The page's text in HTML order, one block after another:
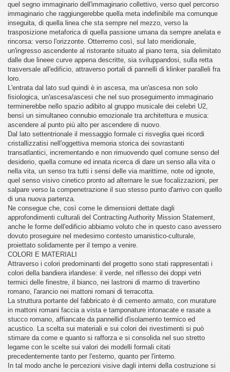
quel segno immaginario dell'immaginario collettivo, verso quel percorso
immaginario che raggiungerebbe quella meta indefinibile ma comunque
inseguita, di quella linea che sta sempre nel mezzo, verso la
trasposizione metaforica di quella passione umana da sempre anelata e
rincorsa: verso l'orizzonte. Otterremo così, sul lato meridionale,
un'ingresso ascendente al ristorante situato al piano terra, sia delimitato
dalle due lineee curve appena descritte, sia sviluppandosi, sulla retta
trasversale all'edificio, attraverso portali di pannelli di klinker paralleli fra
loro.
L'entrata dal lato sud quindi è in ascesa, ma un'ascesa non solo
fisiologica, un'ascesa/ascesi che nel suo proseguimento immaginario
terminerebbe nello spazio adibito al gruppo musicale dei celebri U2,
bensì un simultaneo connubio emozionale tra architettura e musica:
ascendere al punto più alto per ascendere di nuovo.
Dal lato settentrionale il messaggio formale ci risveglia quei ricordi
cristallizzatisi nell'oggettiva memoria storica dei sovrastanti
transatlantici, incrementando e non rimuovendo quel comune senso del
desiderio, quella comune ed innata ricerca di dare un senso alla vita o
nella vita, un senso tra tutti i sensi delle via marittime, note od ignote,
quel senso visivo cinetico pronto ad alternare le sue focalizzazioni, per
salpare verso la compenetrazione il suo stesso punto d'arrivo con quello
di una nuova partenza.
Ne consegue che, così come le dimensioni dettate dagli
approfondimenti culturali del Contracting Authority Mission Statement,
anche le forme dell'edificio abbiamo voluto che in questo caso avessero
dovuto proseguire nel medesimo contesto umanistico-culturale,
proiettato solidamente per il tempo a venire.
COLORI E MATERIALI
Attraverso i colori predominanti del progetto sono stati rappresentati i
colori della bandiera irlandese: il verde, nel riflesso dei doppi vetri
termici delle finestre, il bianco, nei lastroni di marmo di travertino
romano, l'arancio nei mattoni romani di terracotta.
La struttura portante del fabbricato è di cemento armato, con murature
in mattoni romani faccia a vista e tamponature intonacate e rasate a
stucco romano, affiancate da pannellid d'isolamento termico ed
acustico. La scelta sui materiali e sui colori dei rivestimenti si può
stimare da come e quanto si rafforza e si consolida nel suo stretto
legame con le scelte sui valori dei modelli formali citati
precedentemente tanto per l'esterno, quanto per l'interno.
In tal modo anche le percezioni visive dagli interni della costruzione si